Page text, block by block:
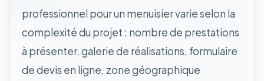
professionnel pour un menuisier varie selon la
complexité du projet : nombre de prestations
à présenter, galerie de réalisations, formulaire
de devis en ligne, zone géographique